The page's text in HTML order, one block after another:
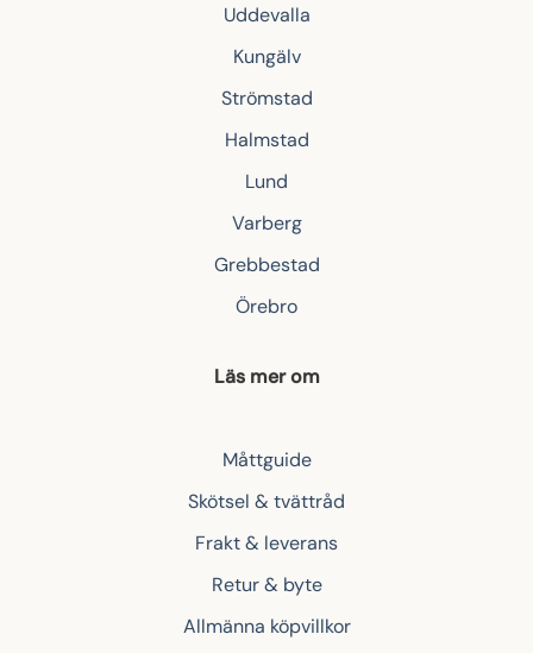
Uddevalla
Kungälv
Strömstad
Halmstad
Lund
Varberg
Grebbestad
Örebro
Läs mer om
Måttguide
Skötsel & tvättråd
Frakt & leverans
Retur & byte
Allmänna köpvillkor